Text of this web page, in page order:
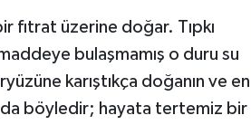
fıtrat üzerine doğar. Tıpkı
bulaşmamış o duru su
karıştıkça doğanın ve en
da böyledir; hayata tertemiz bir